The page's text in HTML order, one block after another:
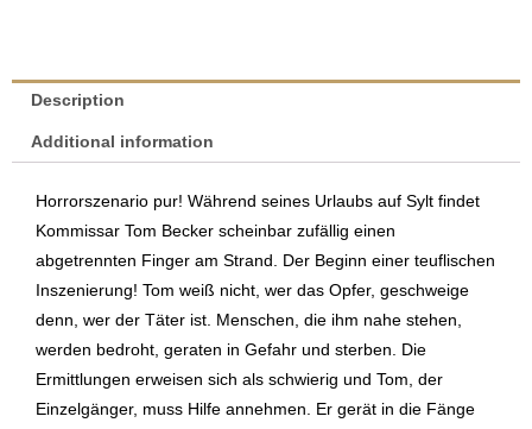
Description
Additional information
Horrorszenario pur! Während seines Urlaubs auf Sylt findet
Kommissar Tom Becker scheinbar zufällig einen
abgetrennten Finger am Strand. Der Beginn einer teuflischen
Inszenierung! Tom weiß nicht, wer das Opfer, geschweige
denn, wer der Täter ist. Menschen, die ihm nahe stehen,
werden bedroht, geraten in Gefahr und sterben. Die
Ermittlungen erweisen sich als schwierig und Tom, der
Einzelgänger, muss Hilfe annehmen. Er gerät in die Fänge